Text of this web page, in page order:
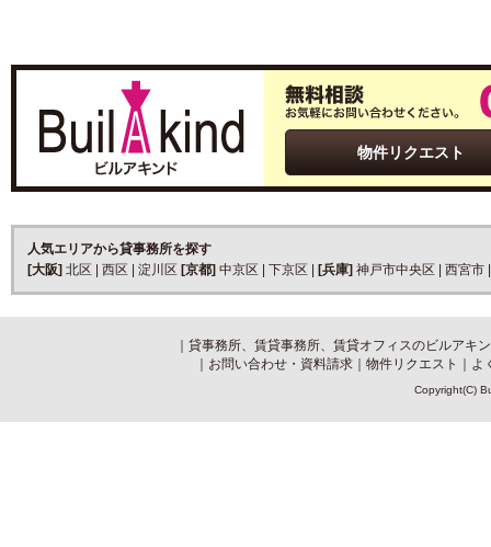
物件リクエスト
人気エリアから貸事務所を探す
[大阪] 北区 西区 淀川区 [京都] 中京区 下京区 [兵庫] 神戸市中央区 西宮市
貸事務所、賃貸事務所、賃貸オフィスのビルアキ
お問い合わせ・資料請求 物件リクエスト よ
Copyright(C)